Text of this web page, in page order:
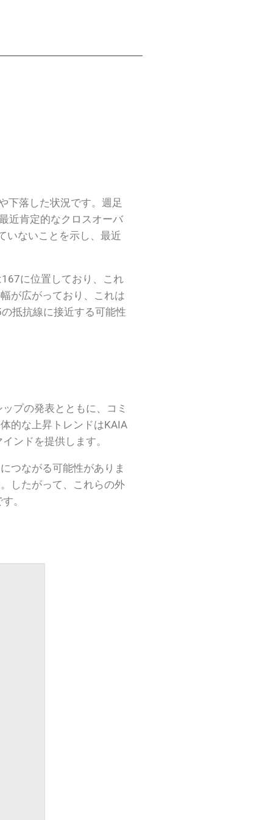
下落した状況です。週足
近肯定的なクロスオーバ
いないことを示し、最近
に位置しており、これ
が広がっており、これは
抵抗線に接近する可能性
プの発表とともに、コミ
的な上昇トレンドはKAIA
ンドを提供します。
つながる可能性がありま
したがって、これらの外
。